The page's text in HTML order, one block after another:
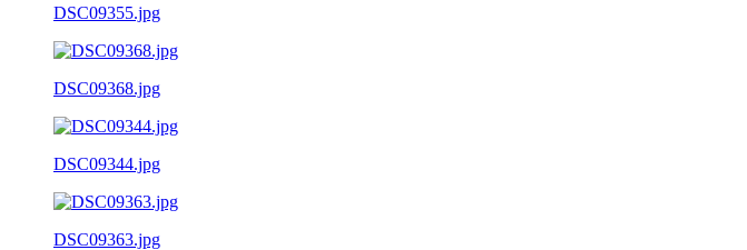
DSC09355.jpg
DSC09368.jpg
DSC09344.jpg
DSC09363.jpg